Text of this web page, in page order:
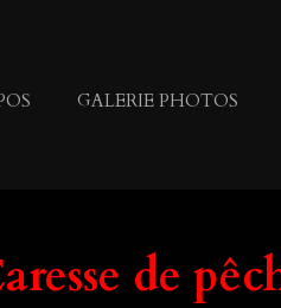
GALERIE PHOTOS
de